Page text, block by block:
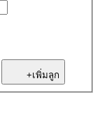
+เพิ่มลูก